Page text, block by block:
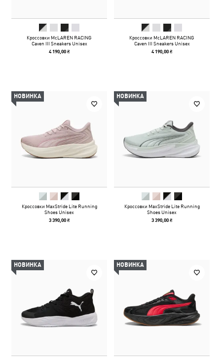
Кроссовки McLAREN RACING
Caven III Sneakers Unisex
4 190,00 ₴
Кроссовки McLAREN RACING
Caven III Sneakers Unisex
4 190,00 ₴
НОВИНКА
Кроссовки MaxStride Lite Running
Shoes Unisex
3 390,00 ₴
НОВИНКА
Кроссовки MaxStride Lite Running
Shoes Unisex
3 390,00 ₴
НОВИНКА НОВИНКА